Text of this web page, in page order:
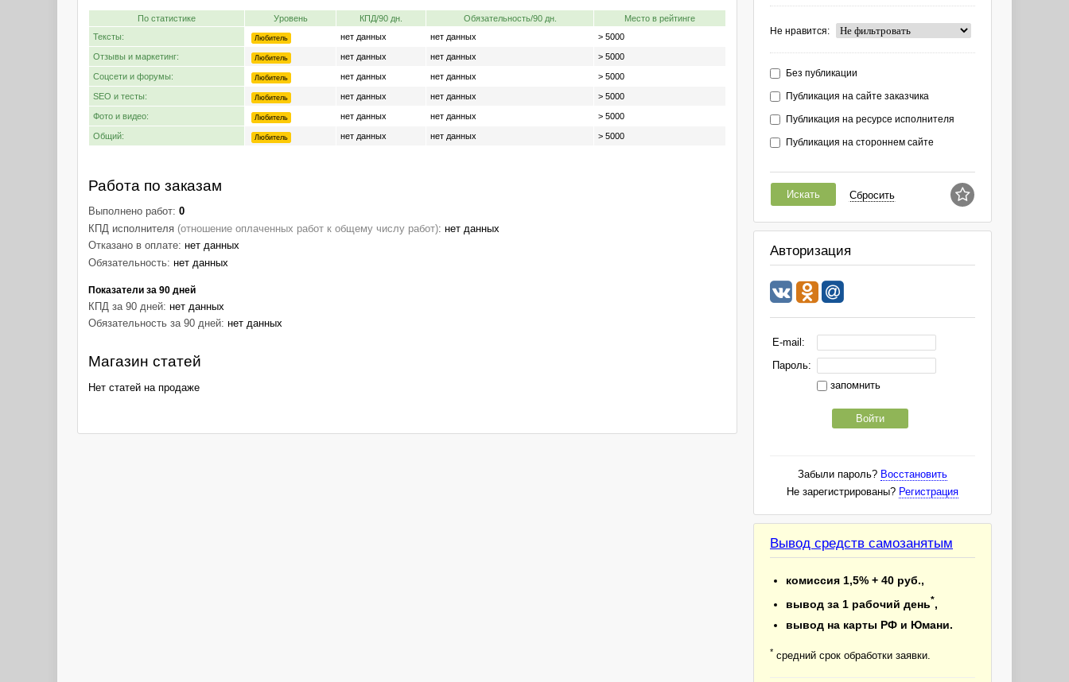
Не нравится:
Без публикации
Публикация на сайте заказчика
Публикация на ресурсе исполнителя
Публикация на стороннем сайте
Искать Сбросить
Авторизация
E-mail:
Пароль:
запомнить
Войти
Забыли пароль? Восстановить
Не зарегистрированы? Регистрация
Вывод средств самозанятым
комиссия 1,5% + 40 руб.,
вывод за 1 рабочий день*,
вывод на карты РФ и Юмани.
* средний срок обработки заявки.
По статистике Уровень КПД/90 дн. Обязательность/90 дн.
Место в рейтинге
Тексты:
Любитель нет данных нет данных > 5000
Отзывы и маркетинг: Любитель нет данных нет данных > 5000
Соцсети и форумы: Любитель нет данных нет данных > 5000
SEO и тесты: Любитель нет данных нет данных > 5000
Фото и видео: Любитель нет данных нет данных > 5000
Общий: Любитель нет данных нет данных > 5000
Работа по заказам
Выполнено работ: 0
КПД исполнителя (отношение оплаченных работ к общему числу работ): нет данных
Отказано в оплате: нет данных
Обязательность: нет данных
Показатели за 90 дней
КПД за 90 дней: нет данных
Обязательность за 90 дней: нет данных
Магазин статей
Нет статей на продаже